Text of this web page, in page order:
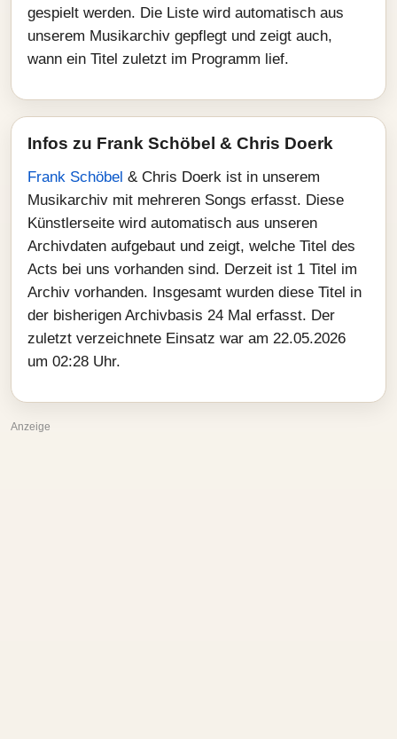
gespielt werden. Die Liste wird automatisch aus
unserem Musikarchiv gepflegt und zeigt auch,
wann ein Titel zuletzt im Programm lief.
Infos zu Frank Schöbel & Chris Doerk
Frank Schöbel & Chris Doerk ist in unserem
Musikarchiv mit mehreren Songs erfasst. Diese
Künstlerseite wird automatisch aus unseren
Archivdaten aufgebaut und zeigt, welche Titel des
Acts bei uns vorhanden sind. Derzeit ist 1 Titel im
Archiv vorhanden. Insgesamt wurden diese Titel in
der bisherigen Archivbasis 24 Mal erfasst. Der
zuletzt verzeichnete Einsatz war am 22.05.2026
um 02:28 Uhr.
Anzeige